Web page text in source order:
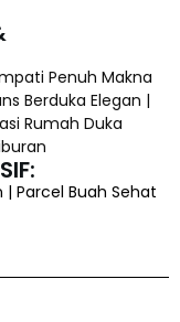
Penuh Makna
Berduka Elegan |
Rumah Duka
| Parcel Buah Sehat